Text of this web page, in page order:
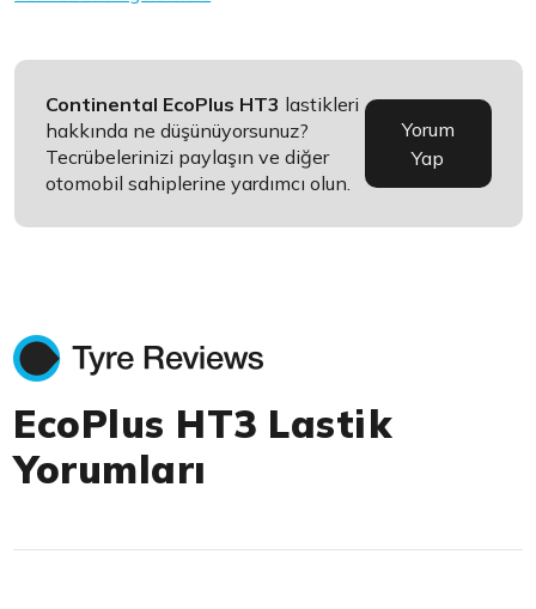
Continental EcoPlus HT3 lastikleri
hakkında ne düşünüyorsunuz?
Tecrübelerinizi paylaşın ve diğer
otomobil sahiplerine yardımcı olun.
Yorum
Yap
EcoPlus HT3 Lastik
Yorumları